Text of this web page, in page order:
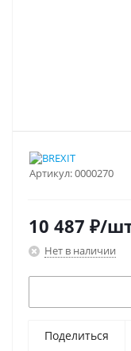
Артикул:0000270
10 487 ₽/
Нет в наличии
Поделиться